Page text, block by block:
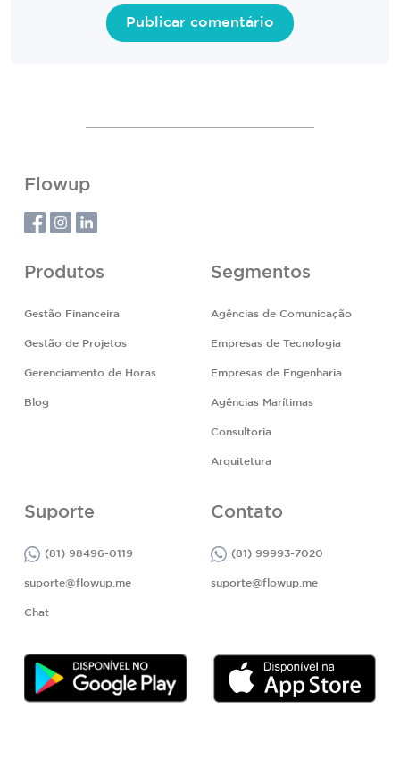
Flowup
Produtos
Gestão Financeira
Gestão de Projetos
Gerenciamento de Horas
Blog
Segmentos
Agências de Comunicação
Empresas de Tecnologia
Empresas de Engenharia
Agências Marítimas
Consultoria
Arquitetura
Suporte
(81) 98496-0119
suporte@flowup.me
Chat
Contato
(81) 99993-7020
suporte@flowup.me